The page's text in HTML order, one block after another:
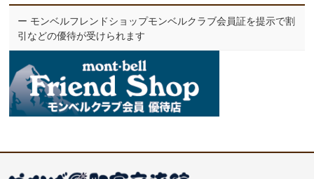
ー モンベルフレンドショップモンベルクラブ会員証を提示で割
引などの優待が受けられます